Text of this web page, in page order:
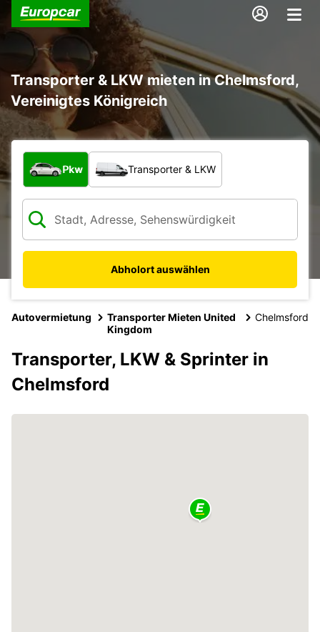
Transporter & LKW mieten in Chelmsford,
Vereinigtes Königreich
Welche Art von Fahrzeug?
Pkw Transporter & LKW
Abholort auswählen
Autovermietung
Transporter Mieten United
Kingdom
Chelmsford
Transporter, LKW & Sprinter in
Chelmsford